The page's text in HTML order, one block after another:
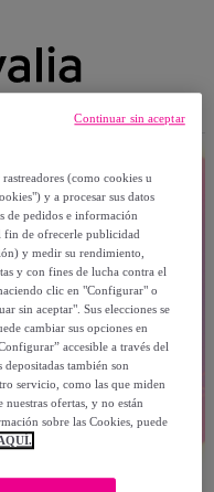
(como cookies u
y a procesar sus datos
de pedidos e información
fin de ofrecerle publicidad
y medir su rendimiento,
y con fines de lucha contra el
clic en "Configurar" o
sin aceptar". Sus elecciones se
cambiar sus opciones en
accesible a través del
también son
servicio, como las que miden
ofertas, y no están
sobre las Cookies, puede
Continuar sin aceptar